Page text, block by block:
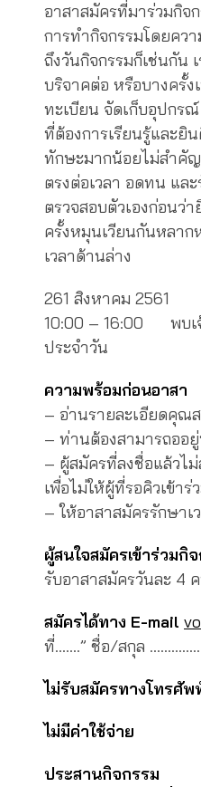
อาสาสมัครที่มาร่วมกิจ
การทำกิจกรรมโดยคว
ถึงวันกิจกรรมก็เช่นกัน
บริจาคต่อ หรือบางครั้ง
ทะเบียน จัดเก็บอุปกรณ์
ที่ต้องการเรียนรู้และยิ
ทักษะมากน้อยไม่สำคัญ
ตรงต่อเวลา อดทน แล
ตรวจสอบตัวเองก่อนว่
ครั้งหมุนเวียนกันหลาก
เวลาด้านล่าง
261 สิงหาคม 2561
10:00 – 16:00 พบเจ้
ประจำวัน
ความพร้อมก่อนอาสา
– อ่านรายละเอียดคุณ
– ท่านต้องสามารถออ
– ผู้สมัครที่ลงชื่อแล้วไ
เพื่อไม่ให้ผู้ที่รอคิวเข้าร่
– ให้อาสาสมัครรักษาเ
ผู้สนใจสมัครเข้าร่วมกิ
รับอาสาสมัครวันละ 4
สมัครได้ทาง E-mail
ที่…….” ชื่อ/สกุล
ไม่รับสมัครทางโทรศัพ
ไม่มีค่าใช้จ่าย
ประสานกิจกรรม